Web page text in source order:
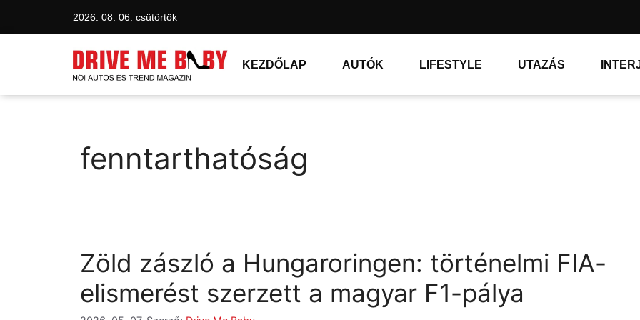
2026. 08. 06. csütörtök
KEZDŐLAP AUTÓK LIFESTYLE UTAZÁS
fenntarthatóság
Zöld zászló a Hungaroringen: történelmi FIA-
elismerést szerzett a magyar F1-pálya